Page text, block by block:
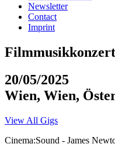
Newsletter
Contact
Imprint
20/05/2025
Wien, Wien,
View All Gigs
Cinema:Sound - James